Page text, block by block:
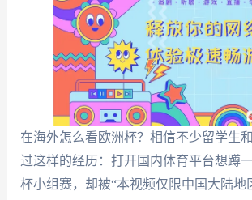
在海外怎么看欧洲杯？相信不少留学生
过这样的经历：打开国内体育平台想蹲
杯小组赛，却被“本视频仅限中国大陆地